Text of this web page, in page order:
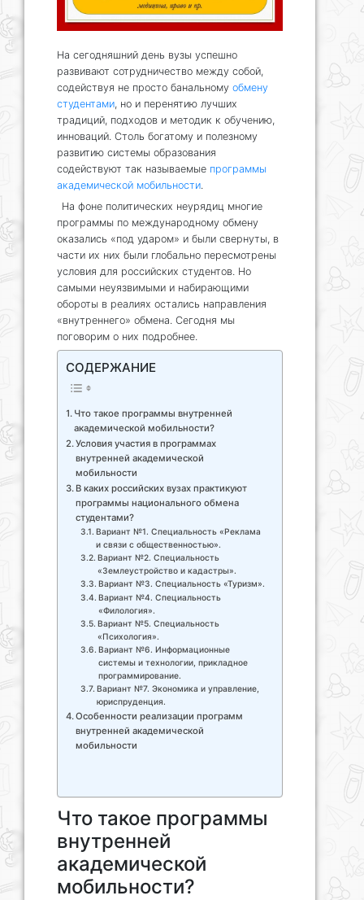
На сегодняшний день вузы успешно
развивают сотрудничество между собой,
содействуя не просто банальному обмену
студентами, но и перенятию лучших
традиций, подходов и методик к обучению,
инноваций. Столь богатому и полезному
развитию системы образования
содействуют так называемые программы
академической мобильности
На фоне политических неурядиц многие
программы по международному обмену
оказались «под ударом» и были свернуты, в
части их них были глобально пересмотрены
условия для российских студентов. Но
самыми неуязвимыми и набирающими
обороты в реалиях остались направления
«внутреннего» обмена. Сегодня мы
поговорим о них подробнее.
СОДЕРЖАНИЕ
Что такое программы внутренней
академической мобильности?
Условия участия в программах
внутренней академической
мобильности
В каких российских вузах практикуют
программы национального обмена
студентами?
Вариант №1. Специальность «Реклама
и связи с общественностью».
Вариант №2. Специальность
«Землеустройство и кадастры».
Вариант №3. Специальность «Туризм».
Вариант №4. Специальность
«Филология».
Вариант №5. Специальность
«Психология».
Вариант №6. Информационные
системы и технологии, прикладное
программирование.
Вариант №7. Экономика и управление,
юриспруденция.
Особенности реализации программ
внутренней академической
мобильности
Что такое программы
внутренней
академической
мобильности?